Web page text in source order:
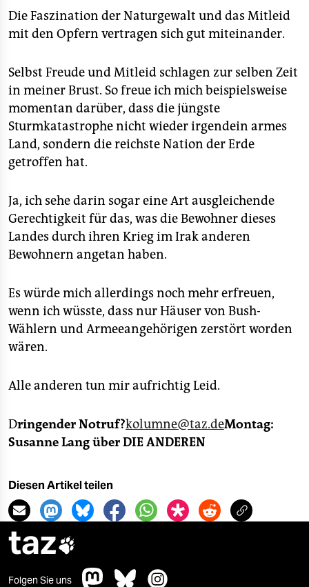
Die Faszination der Naturgewalt und das Mitleid
mit den Opfern vertragen sich gut miteinander.
Selbst Freude und Mitleid schlagen zur selben Zeit
in meiner Brust. So freue ich mich beispielsweise
momentan darüber, dass die jüngste
Sturmkatastrophe nicht wieder irgendein armes
Land, sondern die reichste Nation der Erde
getroffen hat.
Ja, ich sehe darin sogar eine Art ausgleichende
Gerechtigkeit für das, was die Bewohner dieses
Landes durch ihren Krieg im Irak anderen
Bewohnern angetan haben.
Es würde mich allerdings noch mehr erfreuen,
wenn ich wüsste, dass nur Häuser von Bush-
Wählern und Armeeangehörigen zerstört worden
wären.
Alle anderen tun mir aufrichtig Leid.
Dringender Notruf?kolumne@taz.deMontag:
Susanne Lang über DIE ANDEREN
Diesen Artikel teilen
taz
Folgen Sie uns